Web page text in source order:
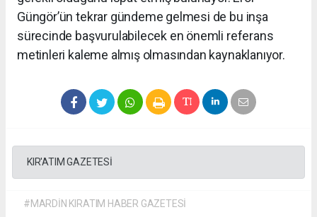
Güngör’ün tekrar gündeme gelmesi de bu inşa
sürecinde başvurulabilecek en önemli referans
metinleri kaleme almış olmasından kaynaklanıyor.
KIR'ATIM GAZETESİ
#MARDİN KIRATIM HABER GAZETESİ